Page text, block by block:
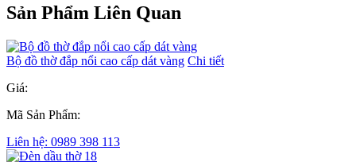
Sản Phẩm Liên Quan
Bộ đồ thờ đắp nổi cao cấp dát vàng Chi tiết
Giá:
Mã Sản Phẩm:
Liên hệ: 0989 398 113